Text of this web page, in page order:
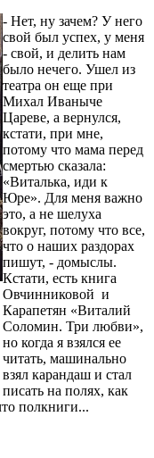
- Нет, ну зачем? У него
свой был успех, у меня
- свой, и делить нам
было нечего. Ушел из
театра он еще при
Михал Иваныче
Цареве, а вернулся,
кстати, при мне,
потому что мама перед
смертью сказала:
«Виталька, иди к
Юре». Для меня важно
это, а не шелуха
вокруг, потому что все,
что о наших раздорах
пишут, - домыслы.
Кстати, есть книга
Овчинниковой и
Карапетян «Виталий
Соломин. Три любви»,
но когда я взялся ее
читать, машинально
взял карандаш и стал
писать на полях, как
полкниги...